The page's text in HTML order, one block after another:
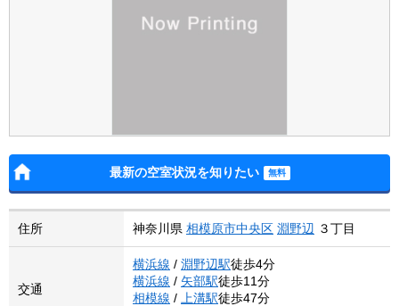
最新の空室状況を知りたい
住所 神奈川県 相模原市中央区 淵野辺 ３丁目
交通
横浜線 / 淵野辺駅徒歩4分
横浜線 / 矢部駅徒歩11分
相模線 / 上溝駅徒歩47分